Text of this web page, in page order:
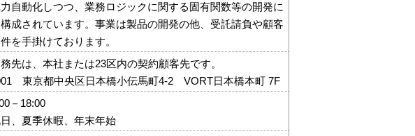
自動化しつつ、業務ロジックに関する固有関数等の開発に
成されています。事業は製品の開発の他、受託請負や顧客
を手掛けております。
先は、本社または23区内の契約顧客先です。
東京都中央区日本橋小伝馬町4-2 VORT日本橋本町 7F
－18:00
、夏季休暇、年末年始